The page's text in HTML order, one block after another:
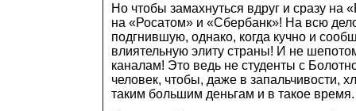
Но чтобы замахнуться вдруг и сразу на
на «Росатом» и «Сбербанк»! На всю
подгнившую, однако, когда кучно и
влиятельную элиту страны! И не
каналам! Это ведь не студенты с
человек, чтобы, даже в запальчивости,
таким большим деньгам и в такое время.